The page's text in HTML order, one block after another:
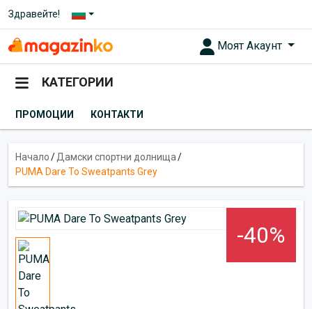
Здравейте!
Моят Акаунт
КАТЕГОРИИ
ПРОМОЦИИ КОНТАКТИ
Начало/Дамски спортни долнища/
PUMA Dare To Sweatpants Grey
-40%